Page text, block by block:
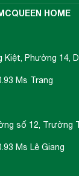
HOME
Phường 14,
Ms Trang
số 12, Trường
Ms Lê Giang